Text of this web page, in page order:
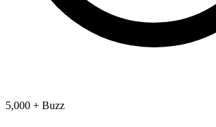
5,000 + Buzz